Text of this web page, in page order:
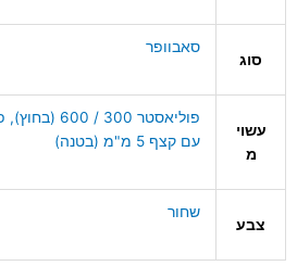
סוג
סאבוופר
עשוי
מ
עם קצף 5 מ"מ (בטנה)
צבע
שחור